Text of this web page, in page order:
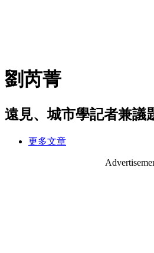
劉芮菁
遠見、城市學記者兼議
更多文章